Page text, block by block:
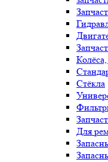
Стёкла
Для